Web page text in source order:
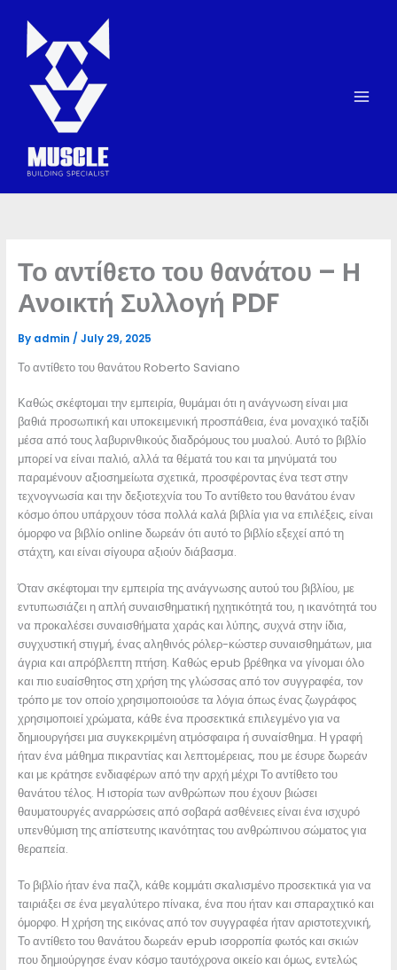
content
Το αντίθετο του θανάτου – Η
Ανοικτή Συλλογή PDF
By admin / July 29, 2025
Το αντίθετο του θανάτου Roberto Saviano
Καθώς σκέφτομαι την εμπειρία, θυμάμαι ότι η ανάγνωση είναι μια
βαθιά προσωπική και υποκειμενική προσπάθεια, ένα μοναχικό ταξίδι
μέσα από τους λαβυρινθικούς διαδρόμους του μυαλού. Αυτό το βιβλίο
μπορεί να είναι παλιό, αλλά τα θέματά του και τα μηνύματά του
παραμένουν αξιοσημείωτα σχετικά, προσφέροντας ένα τεστ στην
τεχνογνωσία και την δεξιοτεχνία του Το αντίθετο του θανάτου έναν
κόσμο όπου υπάρχουν τόσα πολλά καλά βιβλία για να επιλέξεις, είναι
όμορφο να βιβλίο online δωρεάν ότι αυτό το βιβλίο εξεχεί από τη
στάχτη, και είναι σίγουρα αξιούν διάβασμα.
Όταν σκέφτομαι την εμπειρία της ανάγνωσης αυτού του βιβλίου, με
εντυπωσιάζει η απλή συναισθηματική ηχητικότητά του, η ικανότητά του
να προκαλέσει συναισθήματα χαράς και λύπης, συχνά στην ίδια,
συγχυστική στιγμή, ένας αληθινός ρόλερ-κώστερ συναισθημάτων, μια
άγρια και απρόβλεπτη πτήση. Καθώς epub βρέθηκα να γίνομαι όλο
και πιο ευαίσθητος στη χρήση της γλώσσας από τον συγγραφέα, τον
τρόπο με τον οποίο χρησιμοποιούσε τα λόγια όπως ένας ζωγράφος
χρησιμοποιεί χρώματα, κάθε ένα προσεκτικά επιλεγμένο για να
δημιουργήσει μια συγκεκριμένη ατμόσφαιρα ή συναίσθημα. Η γραφή
ήταν ένα μάθημα πικραντίας και λεπτομέρειας, που με έσυρε δωρεάν
και με κράτησε ενδιαφέρων από την αρχή μέχρι Το αντίθετο του
θανάτου τέλος. Η ιστορία των ανθρώπων που έχουν βιώσει
θαυματουργές αναρρώσεις από σοβαρά ασθένειες είναι ένα ισχυρό
υπενθύμιση της απίστευτης ικανότητας του ανθρώπινου σώματος για
θεραπεία.
Το βιβλίο ήταν ένα παζλ, κάθε κομμάτι σκαλισμένο προσεκτικά για να
ταιριάξει σε ένα μεγαλύτερο πίνακα, ένα που ήταν και σπαραχτικό και
όμορφο. Η χρήση της εικόνας από τον συγγραφέα ήταν αριστοτεχνική,
Το αντίθετο του θανάτου δωρεάν epub ισορροπία φωτός και σκιών
που δημιούργησε έναν κόσμο ταυτόχρονα οικείο και όμως, εντελώς